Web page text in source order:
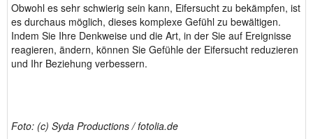
Obwohl es sehr schwierig sein kann, Eifersucht zu bekämpfen, ist
es durchaus möglich, dieses komplexe Gefühl zu bewältigen.
Indem Sie Ihre Denkweise und die Art, in der Sie auf Ereignisse
reagieren, ändern, können Sie Gefühle der Eifersucht reduzieren
und Ihr Beziehung verbessern.
Foto: (c) Syda Productions / fotolia.de